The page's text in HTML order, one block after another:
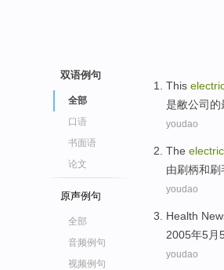
双语例句
全部
口语
书面语
论文
原声例句
全部
音频例句
视频例句
This
是敝公司的
youdao
The electric
由刷柄和刷
youdao
Health
2005年5月
youdao